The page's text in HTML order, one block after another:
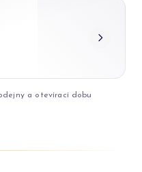
a otevírací dobu